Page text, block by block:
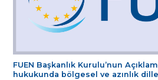
FUEN Başkanlık Kurulu’nun
hukukunda bölgesel ve azınlık